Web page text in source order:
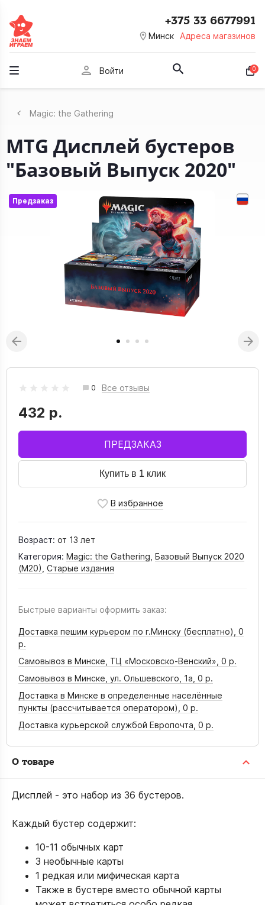
room Минск Адреса магазинов
+375 33 6677991
person Войти 0
Magic: the Gathering
MTG Дисплей бустеров
"Базовый Выпуск 2020"
Предзаказ
0 Все отзывы
432 р.
ПРЕДЗАКАЗ
Купить в 1 клик
Возраст: от 13 лет
Категория: Magic: the Gathering Базовый Выпуск 2020
(М20) Старые издания
Быстрые варианты оформить заказ:
Доставка пешим курьером по г.Минску (бесплатно), 0
р.
Самовывоз в Минске, ТЦ «Московско-Венский», 0 р.
Самовывоз в Минске, ул. Ольшевского, 1а, 0 р.
Доставка в Минске в определенные населённые
пункты (рассчитывается оператором), 0 р.
Доставка курьерской службой Европочта, 0 р.
О товаре
Дисплей - это набор из 36 бустеров.
Каждый бустер содержит:
10-11 обычных карт
3 необычные карты
1 редкая или мифическая карта
Также в бустере вместо обычной карты